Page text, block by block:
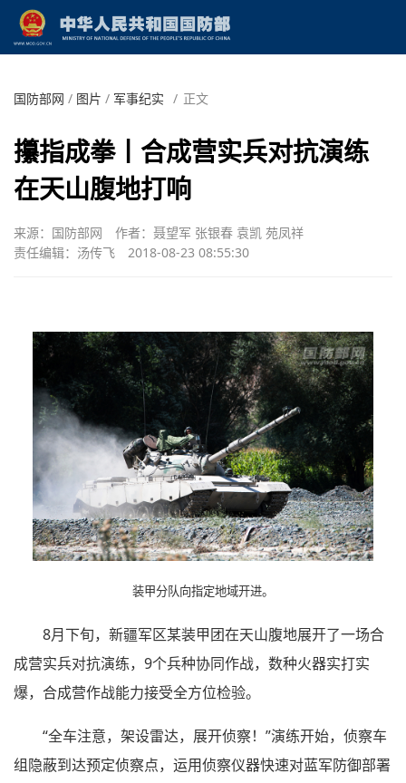
国防部网 / 图片 / 军事纪实 / 正文
攥指成拳丨合成营实兵对抗演练
在天山腹地打响
来源：国防部网
作者：聂望军 张银春 袁凯 苑凤祥
责任编辑：汤传飞
2018-08-23 08:55:30
装甲分队向指定地域开进。
8月下旬，新疆军区某装甲团在天山腹地展开了一场合
成营实兵对抗演练，9个兵种协同作战，数种火器实打实
爆，合成营作战能力接受全方位检验。
“全车注意，架设雷达，展开侦察！”演练开始，侦察车
组隐蔽到达预定侦察点，运用侦察仪器快速对蓝军防御部署